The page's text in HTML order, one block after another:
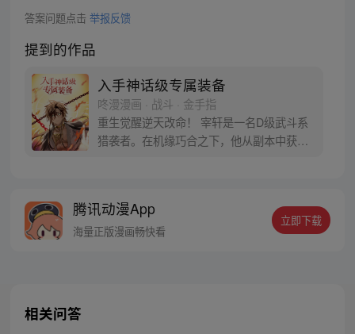
答案问题点击 举报反馈
提到的作品
入手神话级专属装备
咚漫漫画 · 战斗 · 金手指
重生觉醒逆天改命！ 宰轩是一名D级武斗系
猎袭者。在机缘巧合之下，他从副本中获得
腾讯动漫App
海量正版漫画畅快看
立即下载
相关问答